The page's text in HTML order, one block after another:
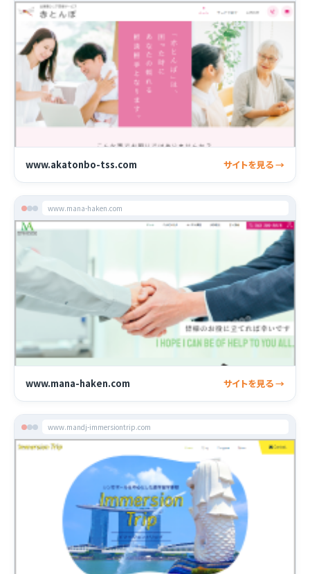
www.akatonbo-tss.com サイトを見る →
www.mana-haken.com
www.mana-haken.com サイトを見る →
www.mandj-immersiontrip.com